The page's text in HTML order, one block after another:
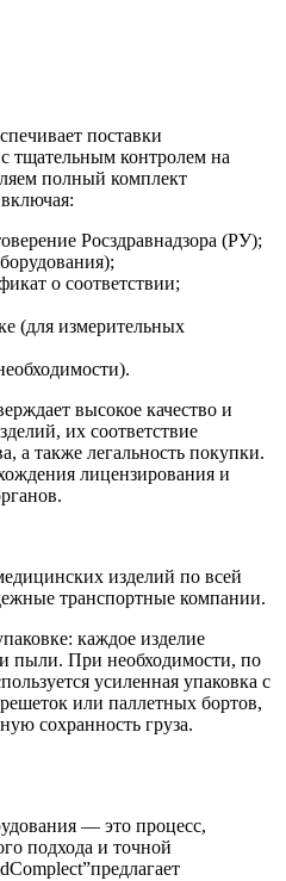
поставки
тщательным контролем на
полный комплект
Росздравнадзора (РУ);
о соответствии;
(для измерительных
высокое качество и
их соответствие
а также легальность покупки.
лицензирования и
изделий по всей
транспортные компании.
каждое изделие
пыли. При необходимости, по
усиленная упаковка с
или паллетных бортов,
сохранность груза.
— это процесс,
подхода и точной